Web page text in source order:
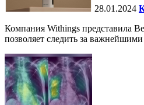
28.01.2024
Компания Withings представила
позволяет следить за